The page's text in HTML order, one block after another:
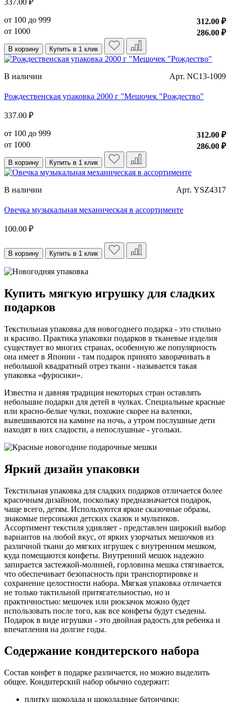
от 100 до 999
312.00 ₽
от 1000
286.00 ₽
В корзину Купить в 1 клик
В наличии Арт. NC13-1009
Рождественская упаковка 2000 г "Мешочек "Рождество"
337.00 ₽
от 100 до 999
312.00 ₽
от 1000
286.00 ₽
В корзину Купить в 1 клик
В наличии Арт. YSZ4317
Овечка музыкальная механическая в ассортименте
100.00 ₽
В корзину Купить в 1 клик
Купить мягкую игрушку для сладких
подарков
Текстильная упаковка для новогоднего подарка - это стильно
и красиво. Практика упаковки подарков в тканевые изделия
существует во многих странах, особенную же популярность
она имеет в Японии - там подарок принято заворачивать в
небольшой квадратный отрез ткани - называется такая
упаковка «фуросики».
Известна и давняя традиция некоторых стран оставлять
небольшие подарки для детей в чулках. Специальные красные
или красно-белые чулки, похожие скорее на валенки,
вывешиваются на камине на ночь, а утром послушные дети
находят в них сладости, а непослушные - угольки.
Яркий дизайн упаковки
Текстильная упаковка для сладких подарков отличается более
красочным дизайном, поскольку предназначается подарок,
чаще всего, детям. Используются яркие сказочные образы,
знакомые персонажи детских сказок и мультиков.
Ассортимент текстиля удивляет - представлен широкий выбор
вариантов на любой вкус, от ярких узорчатых мешочков из
различной ткани до мягких игрушек с внутренним мешком,
куда помещаются конфеты. Внутренний мешок надежно
запирается застежкой-молнией, горловина мешка стягивается,
что обеспечивает безопасность при транспортировке и
сохранение целостности набора. Мягкая упаковка отличается
не только тактильной притягательностью, но и
практичностью: мешочек или рюкзачок можно будет
использовать после того, как все конфеты будут съедены.
Подарок в виде игрушки - это двойная радость для ребенка и
впечатления на долгие годы.
Содержание кондитерского набора
Состав конфет в подарке различается, но можно выделить
общее. Кондитерский набор обычно содержит:
плитку шоколада и шоколадные батончики;